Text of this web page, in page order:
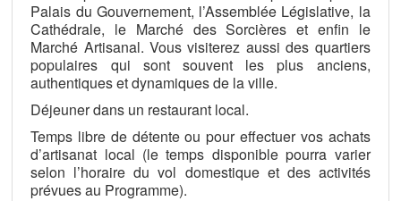
Palais du Gouvernement, l’Assemblée Législative, la
Cathédrale, le Marché des Sorcières et enfin le
Marché Artisanal. Vous visiterez aussi des quartiers
populaires qui sont souvent les plus anciens,
authentiques et dynamiques de la ville.
Déjeuner dans un restaurant local.
Temps libre de détente ou pour effectuer vos achats
d’artisanat local (le temps disponible pourra varier
selon l’horaire du vol domestique et des activités
prévues au Programme).